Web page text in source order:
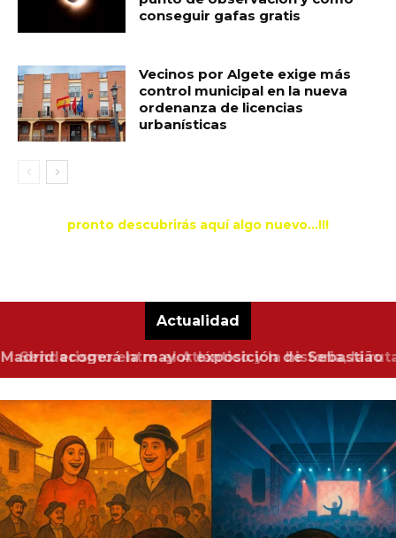
conseguir gafas gratis
Vecinos por Algete exige más
control municipal en la nueva
ordenanza de licencias
urbanísticas
pronto descubrirás aquí algo nuevo...!!!